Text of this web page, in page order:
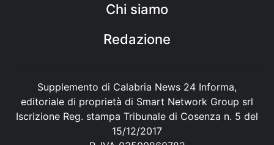
Chi siamo
Redazione
Supplemento di Calabria News 24 Informa,
editoriale di proprietà di Smart Network Group srl
Iscrizione Reg. stampa Tribunale di Cosenza n. 5 del
15/12/2017